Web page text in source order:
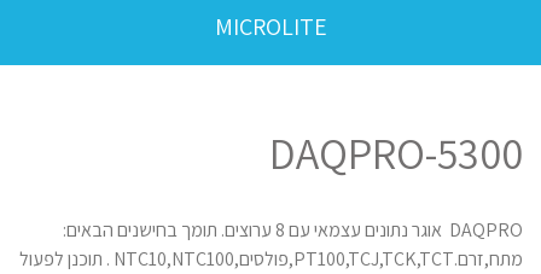
MICROLITE
DAQPRO-5300
DAQPRO אוגר נתונים עצמאי עם 8 ערוצים. תומך בחישנים הבאים:
מתח,זרם.PT100,TCJ,TCK,TCT,פולסים,NTC10,NTC100 . תוכנן לפעול